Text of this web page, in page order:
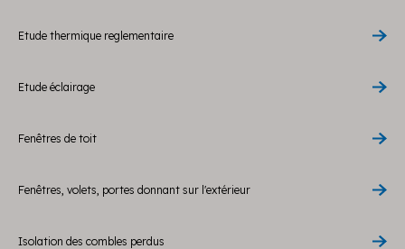
Etude thermique reglementaire
Etude éclairage
Fenêtres de toit
Fenêtres, volets, portes donnant sur l'extérieur
Isolation des combles perdus